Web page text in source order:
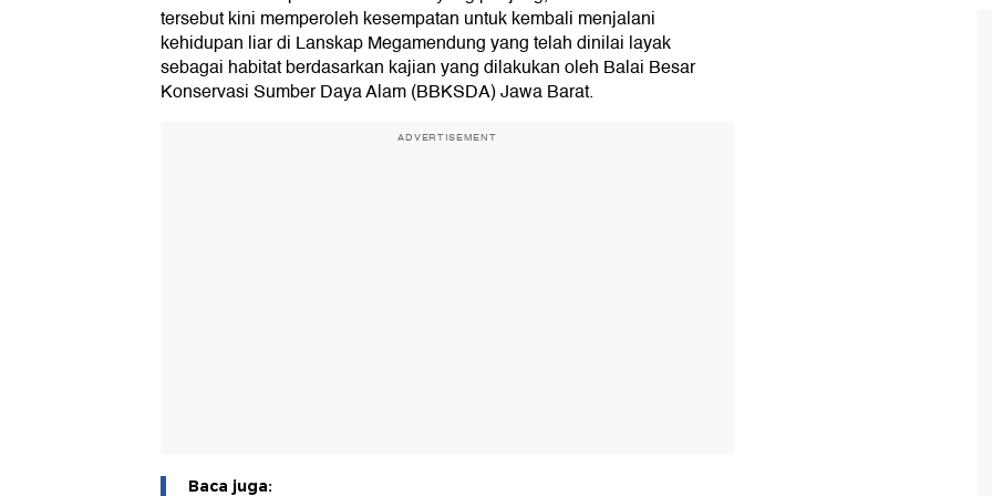
tersebut kini memperoleh kesempatan untuk kembali menjalani
kehidupan liar di Lanskap Megamendung yang telah dinilai layak
sebagai habitat berdasarkan kajian yang dilakukan oleh Balai Besar
Konservasi Sumber Daya Alam (BBKSDA) Jawa Barat.
ADVERTISEMENT
Baca juga: